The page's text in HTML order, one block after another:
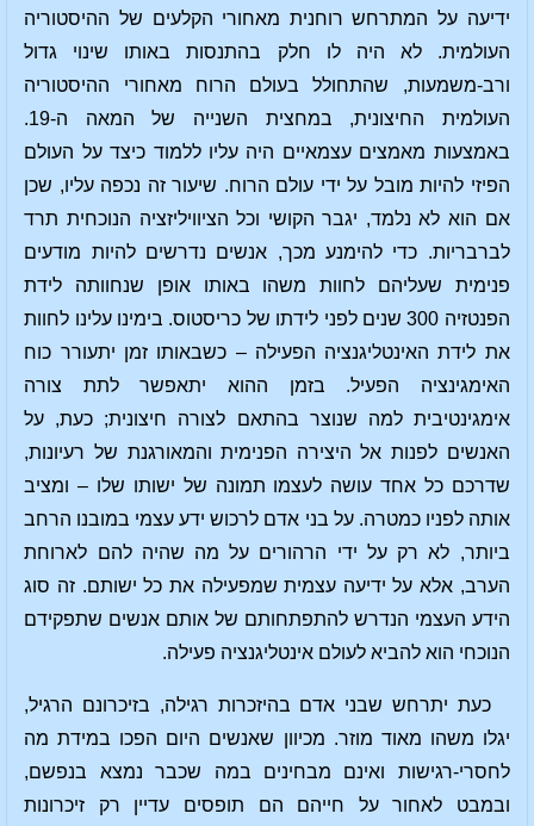
ידיעה על המתרחש רוחנית מאחורי הקלעים של ההיסטוריה
העולמית. לא היה לו חלק בהתנסות באותו שינוי גדול
ורב-משמעות, שהתחולל בעולם הרוח מאחורי ההיסטוריה
העולמית החיצונית, במחצית השנייה של המאה ה-19.
באמצעות מאמצים עצמאיים היה עליו ללמוד כיצד על העולם
הפיזי להיות מובל על ידי עולם הרוח. שיעור זה נכפה עליו, שכן
אם הוא לא נלמד, יגבר הקושי וכל הציוויליזציה הנוכחית תרד
לברבריות. כדי להימנע מכך, אנשים נדרשים להיות מודעים
פנימית שעליהם לחוות משהו באותו אופן שנחוותה לידת
הפנטזיה 300 שנים לפני לידתו של כריסטוס. בימינו עלינו לחוות
את לידת האינטליגנציה הפעילה – כשבאותו זמן יתעורר כוח
האימגינציה הפעיל. בזמן ההוא יתאפשר לתת צורה
אימגינטיבית למה שנוצר בהתאם לצורה חיצונית; כעת, על
האנשים לפנות אל היצירה הפנימית והמאורגנת של רעיונות,
שדרכם כל אחד עושה לעצמו תמונה של ישותו שלו – ומציב
אותה לפניו כמטרה. על בני אדם לרכוש ידע עצמי במובנו הרחב
ביותר, לא רק על ידי הרהורים על מה שהיה להם לארוחת
הערב, אלא על ידיעה עצמית שמפעילה את כל ישותם. זה סוג
הידע העצמי הנדרש להתפתחותם של אותם אנשים שתפקידם
הנוכחי הוא להביא לעולם אינטליגנציה פעילה.
כעת יתרחש שבני אדם בהיזכרות רגילה, בזיכרונם הרגיל,
יגלו משהו מאוד מוזר. מכיוון שאנשים היום הפכו במידת מה
לחסרי-רגישות ואינם מבחינים במה שכבר נמצא בנפשם,
ובמבט לאחור על חייהם הם תופסים עדיין רק זיכרונות